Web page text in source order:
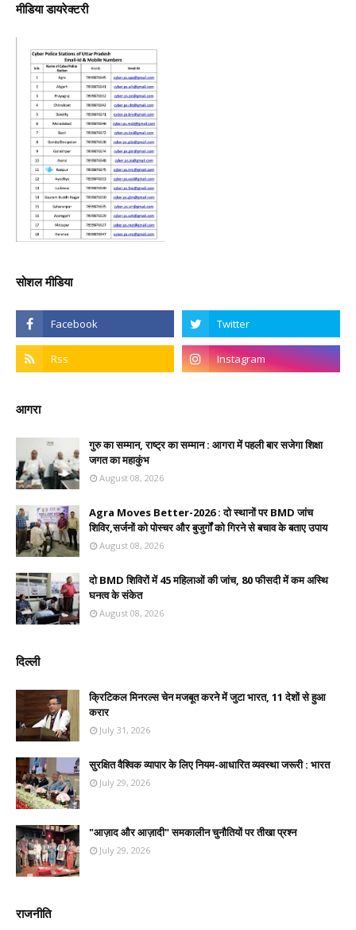
मीडिया डायरेक्टरी
सोशल मीडिया
आगरा
गुरु का सम्मान, राष्ट्र का सम्मान : आगरा में पहली बार सजेगा शिक्षा
जगत का महाकुंभ
August 08, 2026
Agra Moves Better-2026 : दो स्थानों पर BMD जांच
शिविर,सर्जनों को पोस्चर और बुजुर्गों को गिरने से बचाव के बताए उपाय
August 08, 2026
दो BMD शिविरों में 45 महिलाओं की जांच, 80 फीसदी में कम अस्थि
घनत्व के संकेत
August 08, 2026
दिल्ली
क्रिटिकल मिनरल्स चेन मजबूत करने में जुटा भारत, 11 देशों से हुआ
करार
July 31, 2026
सुरक्षित वैश्विक व्यापार के लिए नियम-आधारित व्यवस्था जरूरी : भारत
July 29, 2026
"आज़ाद और आज़ादी" समकालीन चुनौतियों पर तीखा प्रश्न
July 29, 2026
राजनीति